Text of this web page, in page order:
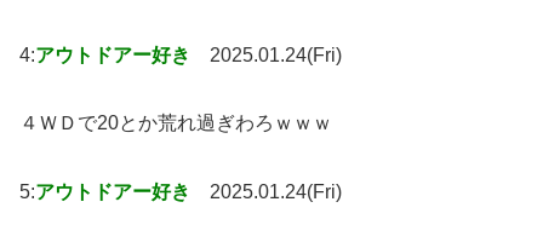
4:アウトドアー好き 2025.01.24(Fri)
４ＷＤで20とか荒れ過ぎわろｗｗｗ
5:アウトドアー好き 2025.01.24(Fri)